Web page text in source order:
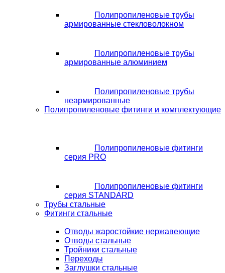
Полипропиленовые трубы
армированные стекловолокном
Полипропиленовые трубы
армированные алюминием
Полипропиленовые трубы
неармированные
Полипропиленовые фитинги и комплектующие
Полипропиленовые фитинги
серия PRO
Полипропиленовые фитинги
серия STANDARD
Трубы стальные
Фитинги стальные
Отводы жаростойкие нержавеющие
Отводы стальные
Тройники стальные
Переходы
Заглушки стальные